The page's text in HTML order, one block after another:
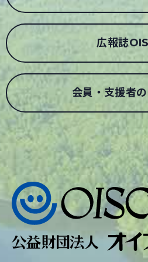
広報誌
会員・支援者